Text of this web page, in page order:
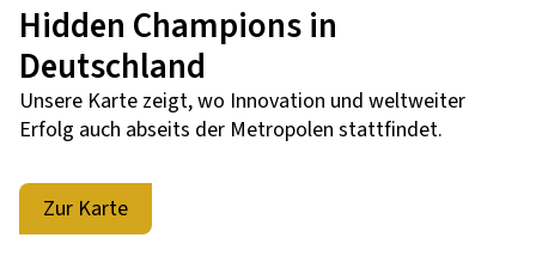
Hidden Champions in
Deutschland
Unsere Karte zeigt, wo Innovation und weltweiter
Erfolg auch abseits der Metropolen stattfindet.
Zur Karte